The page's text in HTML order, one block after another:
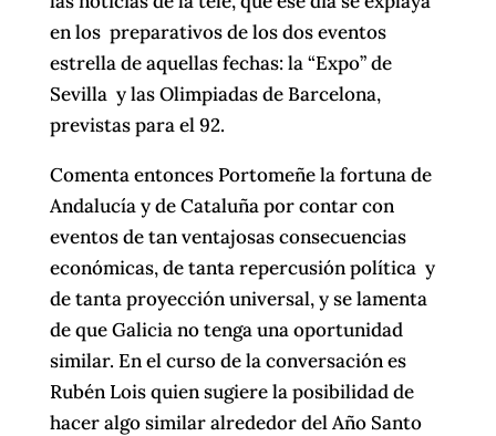
en los preparativos de los dos eventos
estrella de aquellas fechas: la “Expo” de
Sevilla y las Olimpiadas de Barcelona,
previstas para el 92.
Comenta entonces Portomeñe la fortuna de
Andalucía y de Cataluña por contar con
eventos de tan ventajosas consecuencias
económicas, de tanta repercusión política y
de tanta proyección universal, y se lamenta
de que Galicia no tenga una oportunidad
similar. En el curso de la conversación es
Rubén Lois quien sugiere la posibilidad de
hacer algo similar alrededor del Año Santo